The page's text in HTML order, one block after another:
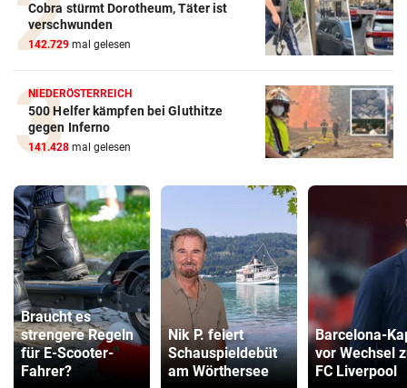
Cobra stürmt Dorotheum, Täter ist
verschwunden
142.729 mal gelesen
NIEDERÖSTERREICH
500 Helfer kämpfen bei Gluthitze
gegen Inferno
141.428 mal gelesen
Braucht es
strengere Regeln
für E-Scooter-
Fahrer?
Nik P. feiert
Schauspieldebüt
am Wörthersee
Barcelona-
vor Wechsel
FC Liverpool